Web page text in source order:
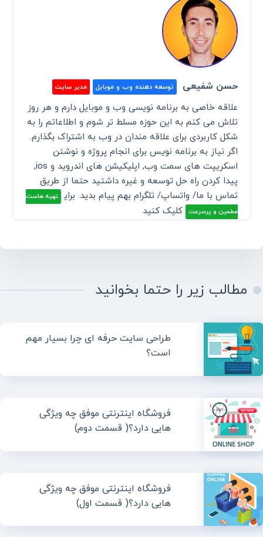
حسن شفیعی توسعه دهنده وب و موبایل مدیر سایت
علاقه خاصی به برنامه نویسی وب و موبایل دارم و هر روز
تلاش می کنم به این حوزه مسلط تر شوم و اطلاعاتم را به
شکل کاربردی برای علاقه مندان در وب به اشتراک بگذارم.
اگر نیاز به برنامه نویس برای انجام پروژه و نوشتن
اسکریپت های سمت وب, اپلیکیشن های اندروید و ios,
پیدا کردن راه حل توسعه و غیره داشتید حتما از طریق
تماس با ما/ واتساپ/ تلگرام بهم پیام بدید. برای
تهیه هاست
مطمین و پرسرعت
کلیک کنید
مطالب زیر را حتما بخوانید
طراحی سایت حرفه ای چرا بسیار مهم
است؟
فروشگاه اینترنتی موفق چه ویژگی
هایی دارد؟( قسمت دوم)
فروشگاه اینترنتی موفق چه ویژگی
هایی دارد؟( قسمت اول)